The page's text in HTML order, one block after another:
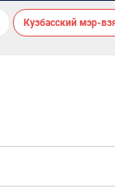
Кузбасский мэр-